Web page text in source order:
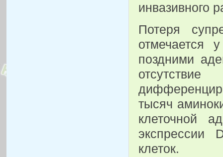
инвазивного
Потеря
поздними
тысяч
клеточной
экспрессии
клеток.